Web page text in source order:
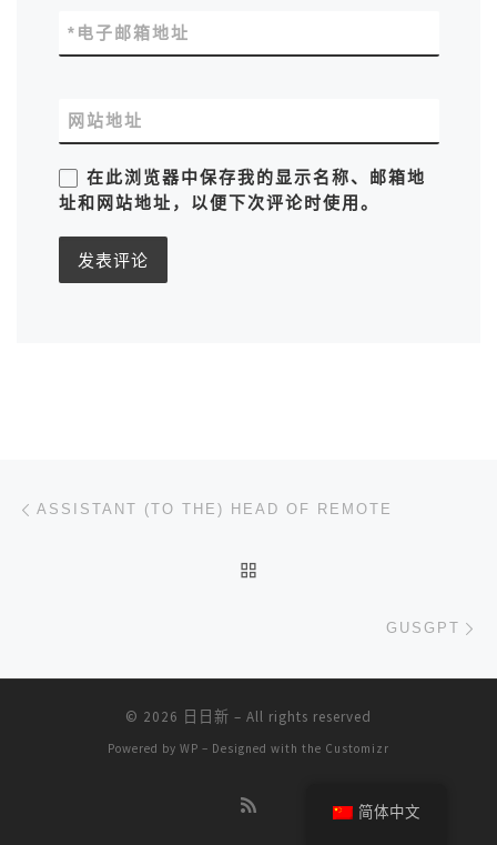
电子邮箱地址
*
网站地址
在此浏览器中保存我的显示名称、邮箱地
址和网站地址，以便下次评论时使用。
文章导航
ASSISTANT (TO THE) HEAD OF REMOTE
GUSGPT
© 2026 日日新 – All rights reserved
Powered by WP – Designed with the Customizr
简体中文